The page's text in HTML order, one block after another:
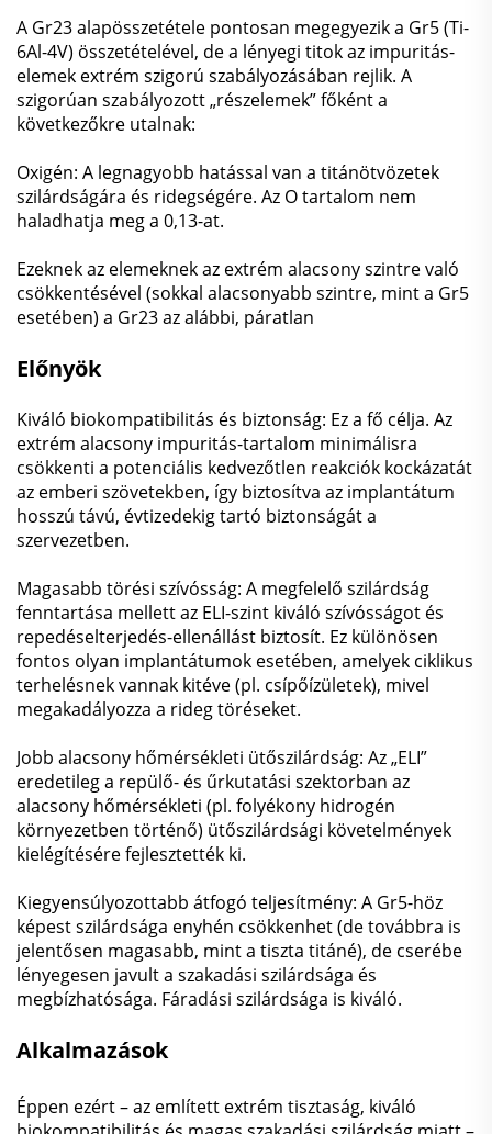
A Gr23 alapösszetétele pontosan megegyezik a Gr5 (Ti-
6Al-4V) összetételével, de a lényegi titok az impuritás-
elemek extrém szigorú szabályozásában rejlik. A
szigorúan szabályozott „részelemek” főként a
következőkre utalnak:
Oxigén: A legnagyobb hatással van a titánötvözetek
szilárdságára és ridegségére. Az O tartalom nem
haladhatja meg a 0,13-at.
Ezeknek az elemeknek az extrém alacsony szintre való
csökkentésével (sokkal alacsonyabb szintre, mint a Gr5
esetében) a Gr23 az alábbi, páratlan
Előnyök
Kiváló biokompatibilitás és biztonság: Ez a fő célja. Az
extrém alacsony impuritás-tartalom minimálisra
csökkenti a potenciális kedvezőtlen reakciók kockázatát
az emberi szövetekben, így biztosítva az implantátum
hosszú távú, évtizedekig tartó biztonságát a
szervezetben.
Magasabb törési szívósság: A megfelelő szilárdság
fenntartása mellett az ELI-szint kiváló szívósságot és
repedéselterjedés-ellenállást biztosít. Ez különösen
fontos olyan implantátumok esetében, amelyek ciklikus
terhelésnek vannak kitéve (pl. csípőízületek), mivel
megakadályozza a rideg töréseket.
Jobb alacsony hőmérsékleti ütőszilárdság: Az „ELI”
eredetileg a repülő- és űrkutatási szektorban az
alacsony hőmérsékleti (pl. folyékony hidrogén
környezetben történő) ütőszilárdsági követelmények
kielégítésére fejlesztették ki.
Kiegyensúlyozottabb átfogó teljesítmény: A Gr5-höz
képest szilárdsága enyhén csökkenhet (de továbbra is
jelentősen magasabb, mint a tiszta titáné), de cserébe
lényegesen javult a szakadási szilárdsága és
megbízhatósága. Fáradási szilárdsága is kiváló.
Alkalmazások
Éppen ezért – az említett extrém tisztaság, kiváló